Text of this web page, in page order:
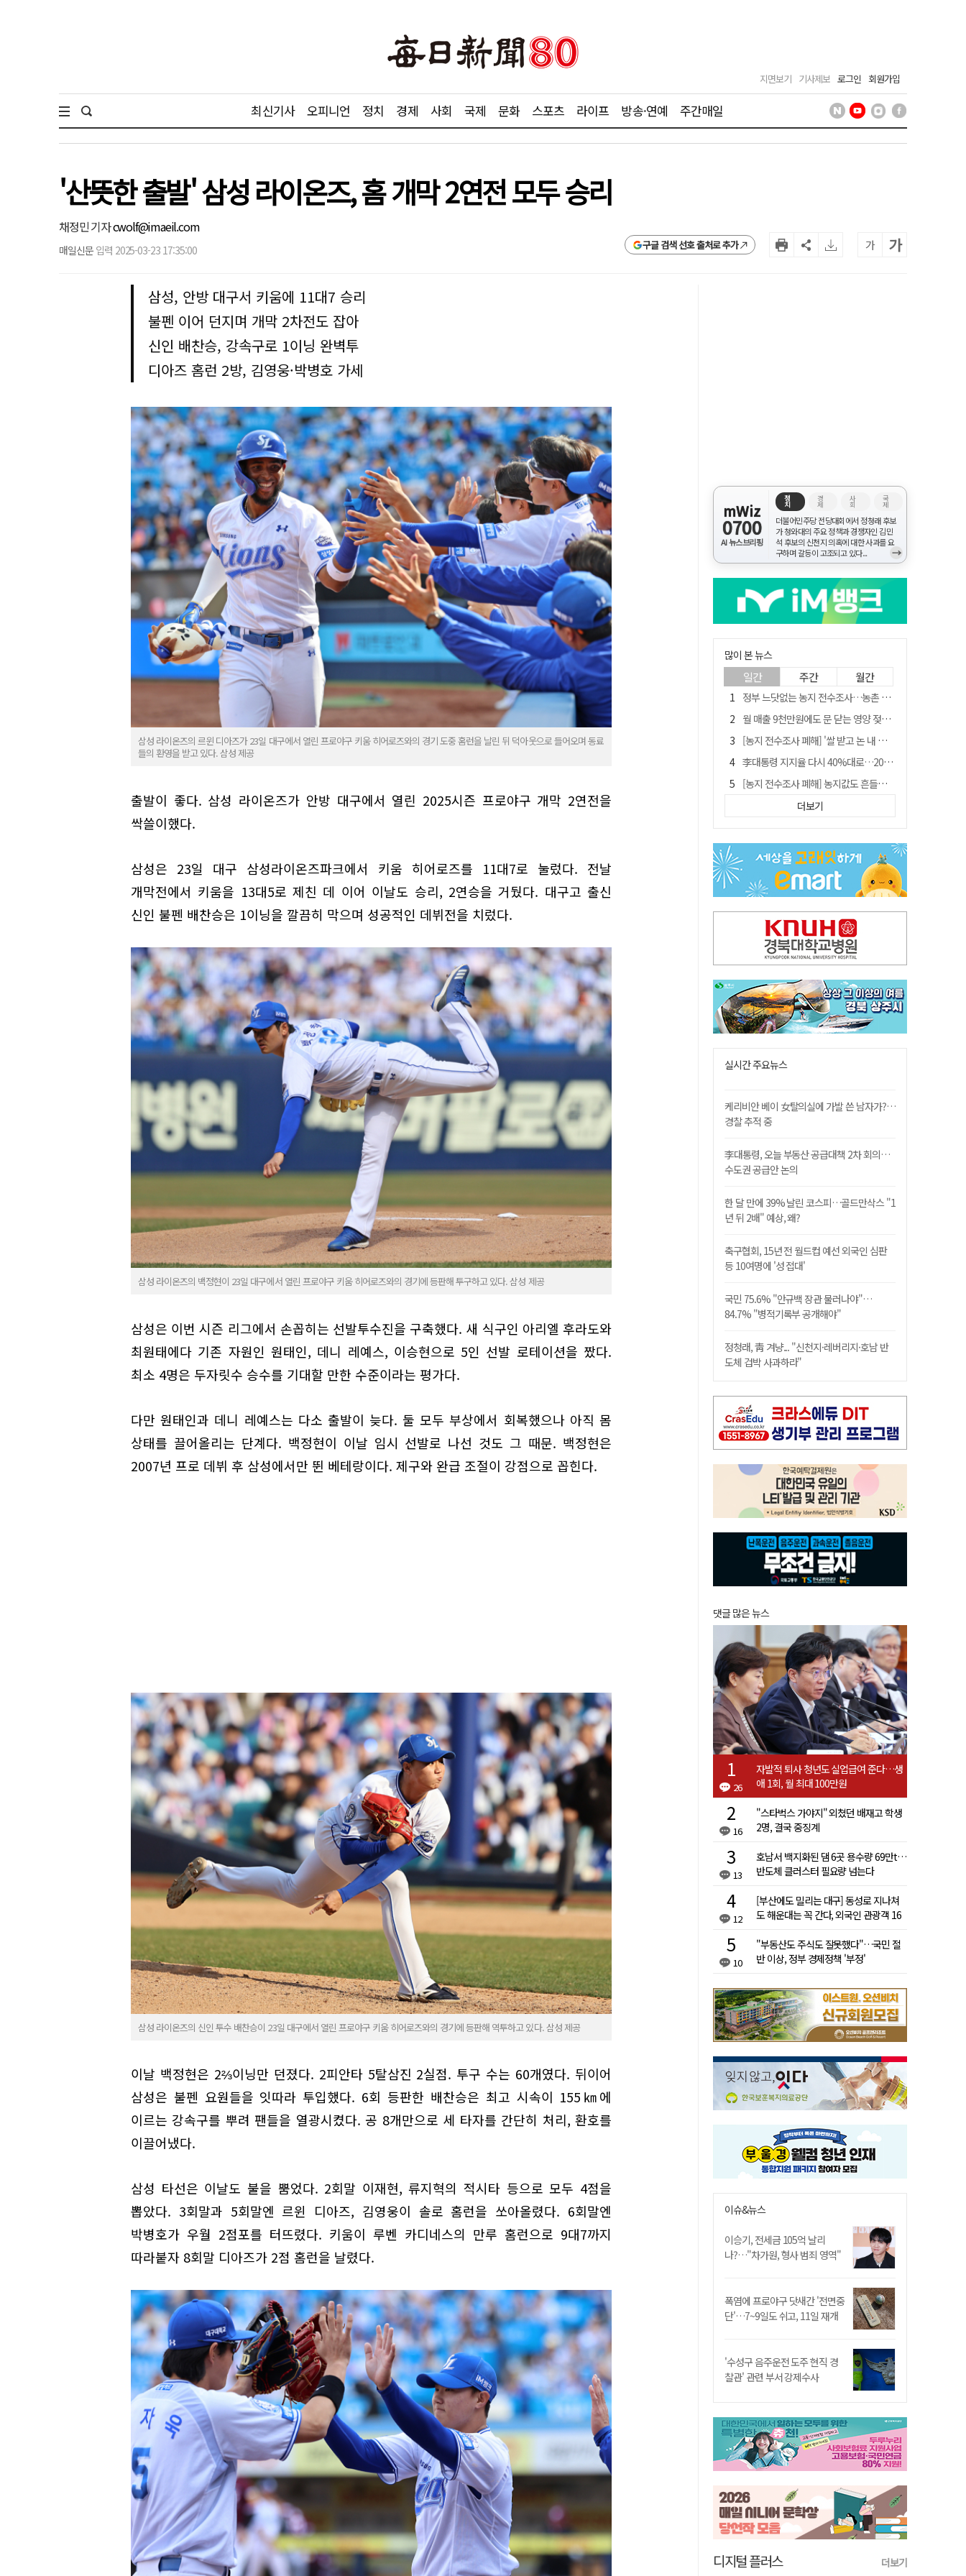
지면보기 기사제보 로그인 회원가입
최신기사 오피니언 정치 경제 사회 국제 문화 스포츠 라이프 방송·연예 주간매일
'산뜻한 출발' 삼성 라이온즈, 홈 개막 2연전 모두 승리
채정민 기자cwolf@imaeil.com
매일신문 입력 2025-03-23 17:35:00 구글 검색 선호 출처로 추가 가 가
삼성, 안방 대구서 키움에 11대7 승리
불펜 이어 던지며 개막 2차전도 잡아
신인 배찬승, 강속구로 1이닝 완벽투
디아즈 홈런 2방, 김영웅·박병호 가세
삼성 라이온즈의 르윈 디아즈가 23일 대구에서 열린 프로야구 키움 히어로즈와의 경기 도중 홈런을 날린 뒤 덕아웃으로 들어오며 동료
들의 환영을 받고 있다. 삼성 제공
출발이 좋다. 삼성 라이온즈가 안방 대구에서 열린 2025시즌 프로야구 개막 2연전을
싹쓸이했다.
삼성은 23일 대구 삼성라이온즈파크에서 키움 히어로즈를 11대7로 눌렀다. 전날
개막전에서 키움을 13대5로 제친 데 이어 이날도 승리, 2연승을 거뒀다. 대구고 출신
신인 불펜 배찬승은 1이닝을 깔끔히 막으며 성공적인 데뷔전을 치렀다.
삼성 라이온즈의 백정현이 23일 대구에서 열린 프로야구 키움 히어로즈와의 경기에 등판해 투구하고 있다. 삼성 제공
삼성은 이번 시즌 리그에서 손꼽히는 선발투수진을 구축했다. 새 식구인 아리엘 후라도와
최원태에다 기존 자원인 원태인, 데니 레예스, 이승현으로 5인 선발 로테이션을 짰다.
최소 4명은 두자릿수 승수를 기대할 만한 수준이라는 평가다.
다만 원태인과 데니 레예스는 다소 출발이 늦다. 둘 모두 부상에서 회복했으나 아직 몸
상태를 끌어올리는 단계다. 백정현이 이날 임시 선발로 나선 것도 그 때문. 백정현은
2007년 프로 데뷔 후 삼성에서만 뛴 베테랑이다. 제구와 완급 조절이 강점으로 꼽힌다.
삼성 라이온즈의 신인 투수 배찬승이 23일 대구에서 열린 프로야구 키움 히어로즈와의 경기에 등판해 역투하고 있다. 삼성 제공
이날 백정현은 2⅔이닝만 던졌다. 2피안타 5탈삼진 2실점. 투구 수는 60개였다. 뒤이어
삼성은 불펜 요원들을 잇따라 투입했다. 6회 등판한 배찬승은 최고 시속이 155㎞에
이르는 강속구를 뿌려 팬들을 열광시켰다. 공 8개만으로 세 타자를 간단히 처리, 환호를
이끌어냈다.
삼성 타선은 이날도 불을 뿜었다. 2회말 이재현, 류지혁의 적시타 등으로 모두 4점을
뽑았다. 3회말과 5회말엔 르윈 디아즈, 김영웅이 솔로 홈런을 쏘아올렸다. 6회말엔
박병호가 우월 2점포를 터뜨렸다. 키움이 루벤 카디네스의 만루 홈런으로 9대7까지
따라붙자 8회말 디아즈가 2점 홈런을 날렸다.
mWiz
0700
AI 뉴스브리핑
정
치
경
제
사
회
국
제
더불어민주당 전당대회에서 정청래 후보
가 청와대의 주요 정책과 경쟁자인 김민
석 후보의 신천지 의혹에 대한 사과를 요
구하며 갈등이 고조되고 있다...
→
많이 본 뉴스
일간 주간 월간
정부 느닷없는 농지 전수조사…농촌 들쑤시는 '경자유전'의 칼날
월 매출 9천만원에도 문 닫는 영양 젖소농장… "일할 사람이 없어"
[농지 전수조사 폐해] '쌀 받고 논 내 준' 도지농 이제 어쩌나?
李대통령 지지율 다시 40%대로…20대는 18.8%p 급락
[농지 전수조사 폐해] 농지값도 흔들리나…"도지 막히면 헐값 매물 나올 수도"
유승민 "尹 졸업한 서울대 법대·충암고도 없애야"…李 육사 통합 직격
국민 51.9% "李 대통령 재판 재개 필요하다"
경북 영천시, 9월부터 11월까지 반값 여행 혜택 제공
아쉬운 태클
더보기
실시간 주요뉴스
케리비안 베이 女탈의실에 가발 쓴 남자가?…
경찰 추적 중
李대통령, 오늘 부동산 공급대책 2차 회의…
수도권 공급안 논의
한 달 만에 39% 날린 코스피…골드만삭스 "1
년 뒤 2배" 예상, 왜?
축구협회, 15년 전 월드컵 예선 외국인 심판
등 10여명에 '성 접대'
국민 75.6% "안규백 장관 물러나야"…
84.7% "병적기록부 공개해야"
정청래, 靑 겨냥... "신천지·레버리지·호남 반
도체 겁박 사과하라"
댓글 많은 뉴스
26
자발적 퇴사 청년도 실업급여 준다…생
애 1회, 월 최대 100만원
16
"스타벅스 가야지" 외쳤던 배재고 학생
2명, 결국 중징계
13
호남서 백지화된 댐 6곳 용수량 69만t…
반도체 클러스터 필요량 넘는다
12
[부산에도 밀리는 대구] 동성로 지나쳐
도 해운대는 꼭 간다, 외국인 관광객 16
10
"부동산도 주식도 잘못했다"…국민 절
반 이상, 정부 경제정책 '부정'
이슈&뉴스
이승기, 전세금 105억 날리
나?…"차가원, 형사 범죄 영역"
폭염에 프로야구 닷새간 '전면중
단'…7~9일도 쉬고, 11일 재개
'수성구 음주운전 도주 현직 경
찰관' 관련 부서 강제수사
디지털 플러스 더보기